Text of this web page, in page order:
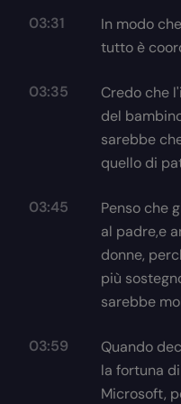
03:31
In modo
tutto è
03:35
Credo che
del
sarebbe
quello di
03:45
Penso che
al padre,e
donne,
più
sarebbe
03:59
Quando
la fortuna
Microsoft,